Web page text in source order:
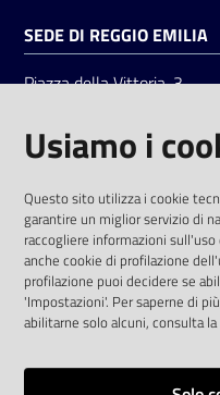
SEDE DI REGGIO EMILIA
Piazza della Vittoria, 3
Tel.0522 7961
LinkedinFacebook
Usiamo i
Questo sito utilizza i cookie
garantire un miglior servizio di
raccogliere informazioni
anche cookie di profilazione
profilazione puoi decidere se
'Impostazioni'. Per saperne di
abilitarne solo alcuni, consulta